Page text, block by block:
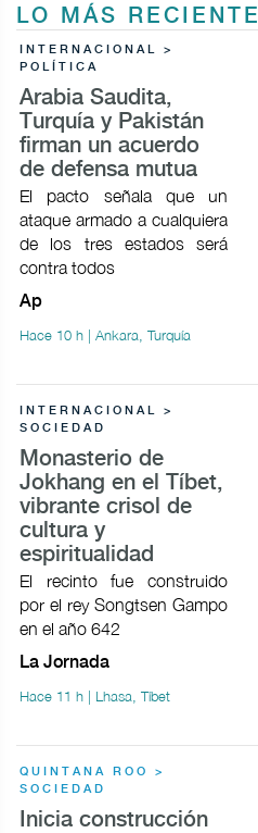
LO MÁS RECIENTE
INTERNACIONAL >
POLÍTICA
Arabia Saudita,
Turquía y Pakistán
firman un acuerdo
de defensa mutua
El pacto señala que un
ataque armado a cualquiera
de los tres estados será
contra todos
Ap
Hace 10 h | Ankara, Turquía
INTERNACIONAL >
SOCIEDAD
Monasterio de
Jokhang en el Tíbet,
vibrante crisol de
cultura y
espiritualidad
El recinto fue construido
por el rey Songtsen Gampo
en el año 642
La Jornada
Hace 11 h | Lhasa, Tíbet
QUINTANA ROO >
SOCIEDAD
Inicia construcción